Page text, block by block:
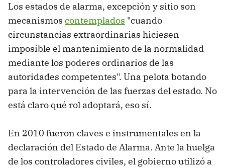
Los estados de alarma, excepción y sitio son
mecanismos contemplados "cuando
circunstancias extraordinarias hiciesen
imposible el mantenimiento de la normalidad
mediante los poderes ordinarios de las
autoridades competentes". Una pelota botando
para la intervención de las fuerzas del estado. No
está claro qué rol adoptará, eso sí.
En 2010 fueron claves e instrumentales en la
declaración del Estado de Alarma. Ante la huelga
de los controladores civiles, el gobierno utilizó a